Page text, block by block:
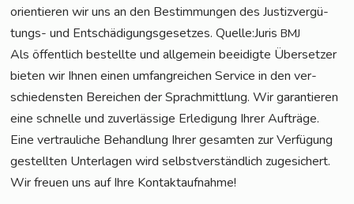
ori­en­tie­ren wir uns an den Bestim­mun­gen des Jus­tiz­ver­gü­
tungs- und Ent­schä­di­gungs­ge­set­zes. Quelle:JurisBMJ
Als öffent­lich bestell­te und all­ge­mein beei­dig­te Über­set­zer
bie­ten wir Ihnen einen umfang­rei­chen Ser­vice in den ver­
schie­dens­ten Berei­chen der Sprach­mitt­lung. Wir garan­tie­ren
eine schnel­le und zuver­läs­si­ge Erle­di­gung Ihrer Auf­trä­ge.
Eine ver­trau­li­che Behand­lung Ihrer gesam­ten zur Ver­fü­gung
gestell­ten Unter­la­gen wird selbst­ver­ständ­lich zuge­si­chert.
Wir freu­en uns auf Ihre Kontaktaufnahme!